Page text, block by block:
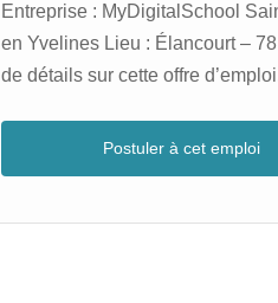
Entreprise : MyDigitalSchool
en Yvelines Lieu : Élancourt –
de détails sur cette offre
Postuler à cet emploi